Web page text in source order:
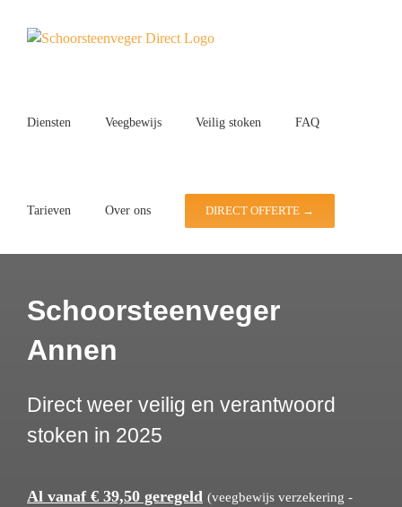
Diensten Veegbewijs Veilig stoken FAQ
Tarieven Over ons DIRECT OFFERTE →
Schoorsteenveger
Annen
Direct weer veilig en verantwoord
stoken in 2025
Al vanaf € 39,50 geregeld (veegbewijs verzekering -